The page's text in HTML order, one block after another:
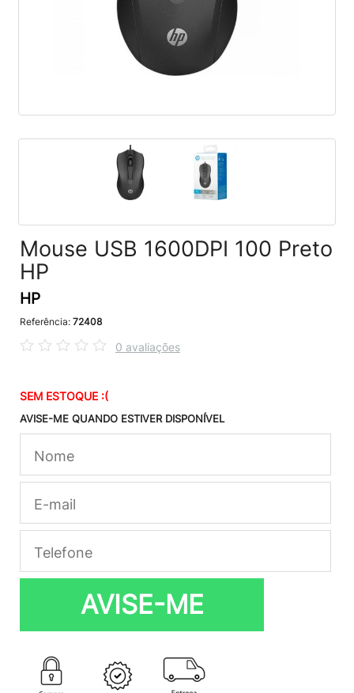
Mouse USB 1600DPI 100 Preto
HP
HP
Referência: 72408
0 avaliações
SEM ESTOQUE :(
AVISE-ME QUANDO ESTIVER DISPONÍVEL
AVISE-ME